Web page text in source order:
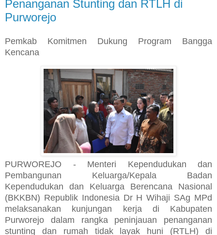
Penanganan Stunting dan RTLH di
Purworejo
Pemkab Komitmen Dukung Program Bangga
Kencana
PURWOREJO - Menteri Kependudukan dan
Pembangunan Keluarga/Kepala Badan
Kependudukan dan Keluarga Berencana Nasional
(BKKBN) Republik Indonesia Dr H Wihaji SAg MPd
melaksanakan kunjungan kerja di Kabupaten
Purworejo dalam rangka peninjauan penanganan
stunting dan rumah tidak layak huni (RTLH) di